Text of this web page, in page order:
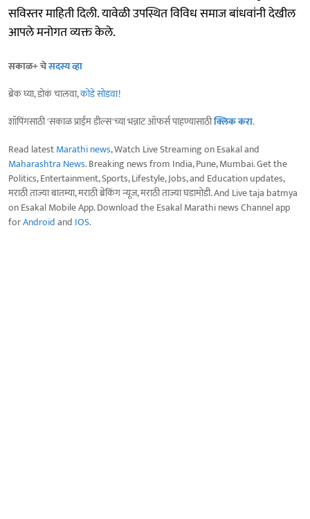
सविस्तर माहिती दिली. यावेळी उपस्थित विविध समाज बांधवांनी देखील
आपले मनोगत व्यक्त केले.
सकाळ+ चेसदस्य व्हा
ब्रेक घ्या, डोकं चालवा,कोडे सोडवा!
शॉपिंगसाठी 'सकाळ प्राईम डील्स'च्या भन्नाट ऑफर्स पाहण्यासाठीक्लिक करा.
Read latestMarathi news, Watch Live Streaming on Esakal and
Maharashtra News. Breaking news from India, Pune, Mumbai. Get the
Politics, Entertainment, Sports, Lifestyle, Jobs, and Education updates,
मराठी ताज्या बातम्या, मराठी ब्रेकिंग न्यूज, मराठी ताज्या घडामोडी. And Live taja batmya
on Esakal Mobile App. Download the Esakal Marathi news Channel app
forAndroidand IOS.